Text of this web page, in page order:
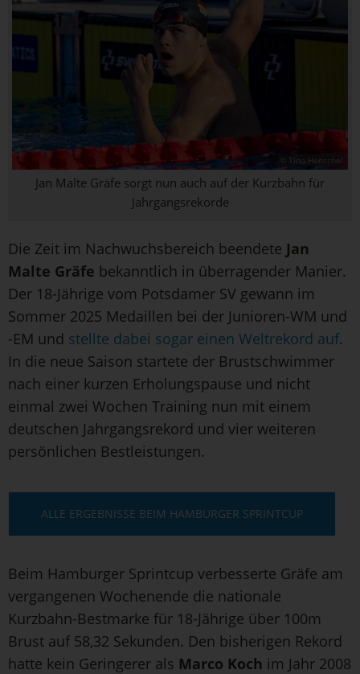
© Tino Henschel
Jan Malte Gräfe sorgt nun auch auf der Kurzbahn für
Jahrgangsrekorde
Die Zeit im Nachwuchsbereich beendete Jan
Malte Gräfe bekanntlich in überragender Manier.
Der 18-Jährige vom Potsdamer SV gewann im
Sommer 2025 Medaillen bei der Junioren-WM und
-EM und stellte dabei sogar einen Weltrekord auf.
In die neue Saison startete der Brustschwimmer
nach einer kurzen Erholungspause und nicht
einmal zwei Wochen Training nun mit einem
deutschen Jahrgangsrekord und vier weiteren
persönlichen Bestleistungen.
ALLE ERGEBNISSE BEIM HAMBURGER SPRINTCUP
Beim Hamburger Sprintcup verbesserte Gräfe am
vergangenen Wochenende die nationale
Kurzbahn-Bestmarke für 18-Jährige über 100m
Brust auf 58,32 Sekunden. Den bisherigen Rekord
hatte kein Geringerer als Marco Koch im Jahr 2008